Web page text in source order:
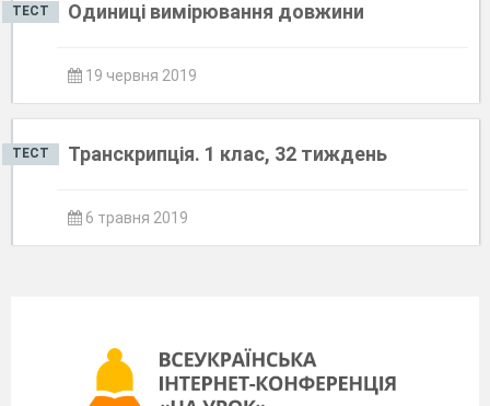
ТЕСТ Одиниці вимірювання довжини
19 червня 2019
ТЕСТ Транскрипція. 1 клас, 32 тиждень
6 травня 2019